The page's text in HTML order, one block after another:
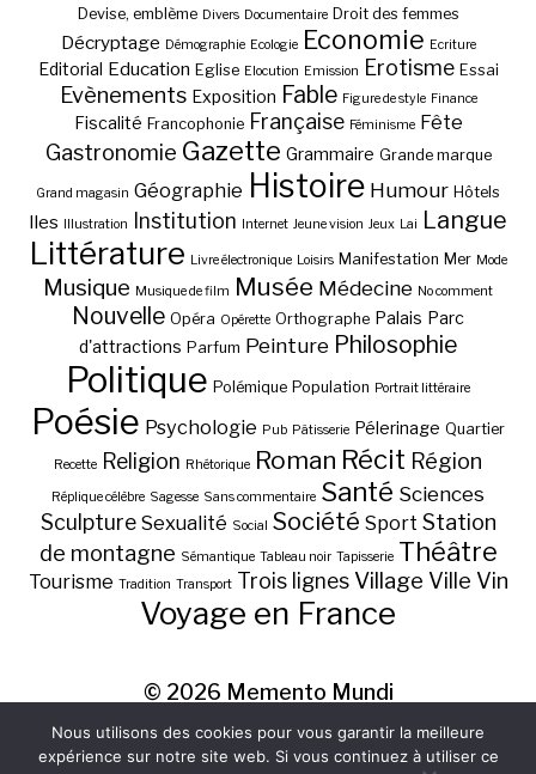
Devise, emblème Divers Documentaire Droit des femmes
Décryptage Démographie Ecologie Economie Ecriture
Editorial Education Eglise Elocution Emission Erotisme Essai
Evènements Exposition Fable Figure de style Finance
Fiscalité Francophonie Française Féminisme Fête
Gastronomie Gazette Grammaire Grande marque
Grand magasin Géographie Histoire Humour Hôtels
Iles Illustration Institution Internet Jeune vision Jeux Lai Langue
Littérature Livre électronique Loisirs Manifestation Mer Mode
Musique Musique de film Musée Médecine No comment
Nouvelle Opéra Opérette Orthographe Palais Parc
d'attractions Parfum Peinture Philosophie
Politique Polémique Population Portrait littéraire
Poésie Psychologie Pub Pâtisserie Pélerinage Quartier
Recette Religion Rhétorique Roman Récit Région
Réplique célèbre Sagesse Sans commentaire Santé Sciences
Sculpture Sexualité Social Société Sport Station
de montagne Sémantique Tableau noir Tapisserie Théâtre
Tourisme Tradition Transport Trois lignes Village Ville Vin
Voyage en France
© 2026 Memento Mundi
Nous utilisons des cookies pour vous garantir la meilleure
expérience sur notre site web. Si vous continuez à utiliser ce